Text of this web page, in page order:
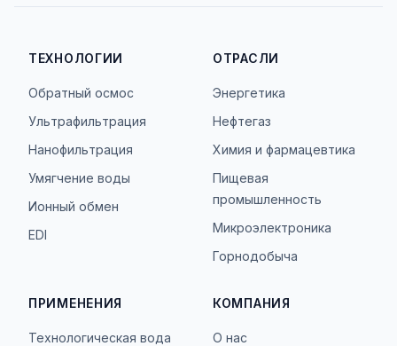
ТЕХНОЛОГИИ
Обратный осмос
Ультрафильтрация
Нанофильтрация
Умягчение воды
Ионный обмен
EDI
ОТРАСЛИ
Энергетика
Нефтегаз
Химия и фармацевтика
Пищевая
промышленность
Микроэлектроника
Горнодобыча
ПРИМЕНЕНИЯ
Технологическая вода
КОМПАНИЯ
О нас